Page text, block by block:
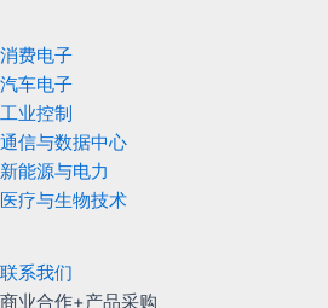
消费电子
汽车电子
工业控制
通信与数据中心
新能源与电力
医疗与生物技术
联系我们
商业合作+产品采购